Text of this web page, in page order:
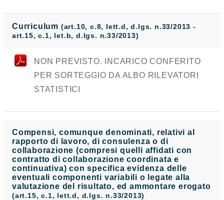
Curriculum (art.10, c.8, lett.d, d.lgs. n.33/2013 -
art.15, c.1, let.b, d.lgs. n.33/2013)
NON PREVISTO. INCARICO CONFERITO
PER SORTEGGIO DA ALBO RILEVATORI
STATISTICI
Compensi, comunque denominati, relativi al
rapporto di lavoro, di consulenza o di
collaborazione (compresi quelli affidati con
contratto di collaborazione coordinata e
continuativa) con specifica evidenza delle
eventuali componenti variabili o legate alla
valutazione del risultato, ed ammontare erogato
(art.15, c.1, lett.d, d.lgs. n.33/2013)